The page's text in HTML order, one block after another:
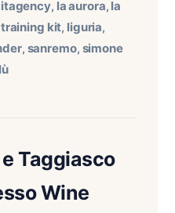
itagency, la aurora, la
training kit, liguria,
, sanremo, simone
Taggiasco
Wine